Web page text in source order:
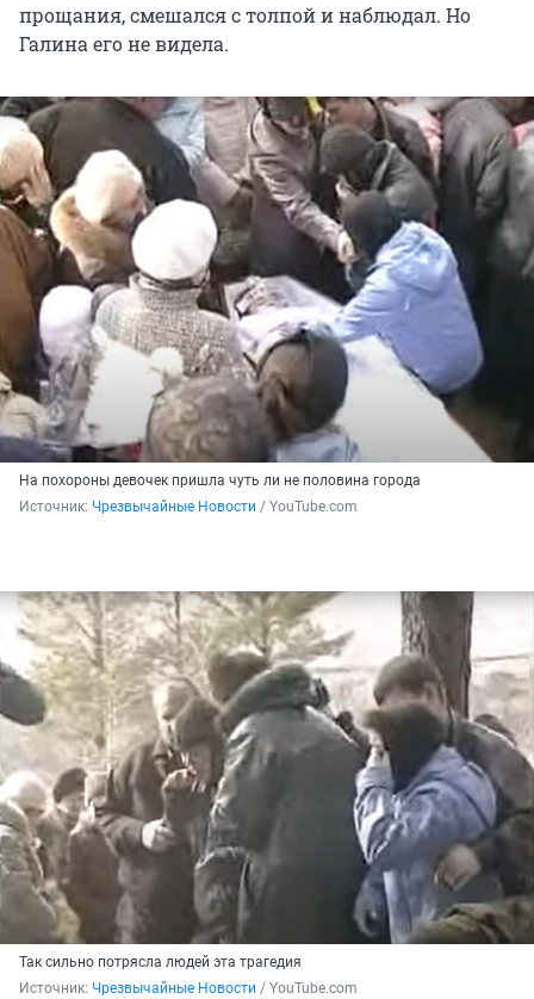
прощания, смешался с толпой и наблюдал. Но
Галина его не видела.
На похороны девочек пришла чуть ли не половина города
Источник: Чрезвычайные Новости / YouTube.com
Так сильно потрясла людей эта трагедия
Источник: Чрезвычайные Новости / YouTube.com